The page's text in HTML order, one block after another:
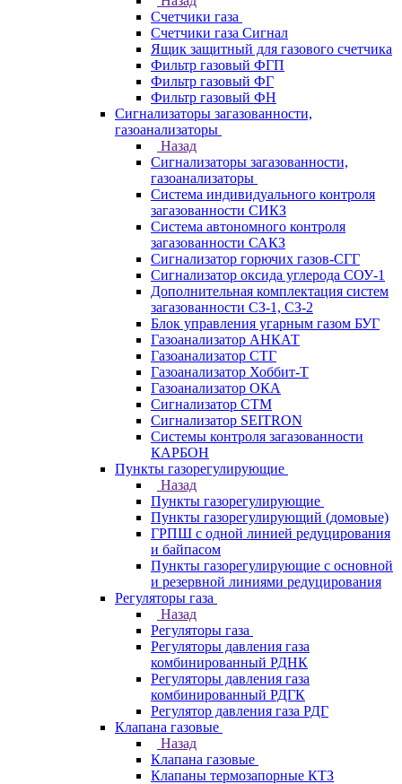
Счетчики газа
Счетчики газа Сигнал
Ящик защитный для газового счетчика
Фильтр газовый ФГП
Фильтр газовый ФГ
Фильтр газовый ФН
Сигнализаторы загазованности,
газоанализаторы
Назад
Сигнализаторы загазованности,
газоанализаторы
Система индивидуального контроля
загазованности СИКЗ
Система автономного контроля
загазованности САКЗ
Сигнализатор горючих газов-СГГ
Сигнализатор оксида углерода СОУ-1
Дополнительная комплектация систем
загазованности СЗ-1, СЗ-2
Блок управления угарным газом БУГ
Газоанализатор АНКАТ
Газоанализатор СТГ
Газоанализатор Хоббит-Т
Газоанализатор ОКА
Сигнализатор СТМ
Сигнализатор SEITRON
Системы контроля загазованности
КАРБОН
Пункты газорегулирующие
Назад
Пункты газорегулирующие
Пункты газорегулирующий (домовые)
ГРПШ с одной линией редуцирования
и байпасом
Пункты газорегулирующие с основной
и резервной линиями редуцирования
Регуляторы газа
Назад
Регуляторы газа
Регуляторы давления газа
комбинированный РДНК
Регуляторы давления газа
комбинированный РДГК
Регулятор давления газа РДГ
Клапана газовые
Назад
Клапана газовые
Клапаны термозапорные КТЗ